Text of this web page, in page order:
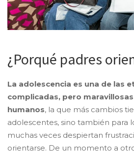
¿Porqué padres
La adolescencia es una de las
complicadas, pero
humanos, la que más cambios
adolescentes, sino también para
muchas veces despiertan
orientarse. De un momento a